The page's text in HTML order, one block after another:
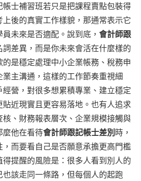
士補習班若只是把課程賣點包裝得
後的真實工作樣貌，那通常表示它
未來是否適配。說到底， 會計師跟
詞差異，而是你未來會活在什麼樣的
是穩定處理中小企業帳務、稅務申
主溝通，這樣的工作節奏重視細
營，對很多想累積專業、建立穩定
近現實且更容易落地。也有人追求
、財務報表層次、企業規模接觸與
麼他在看待會計師跟記帳士差別 時，
而要看自己是否願意承擔更高門檻
提醒的風險是：很多人看到別人的
該走同一條路，但每個人的起跑